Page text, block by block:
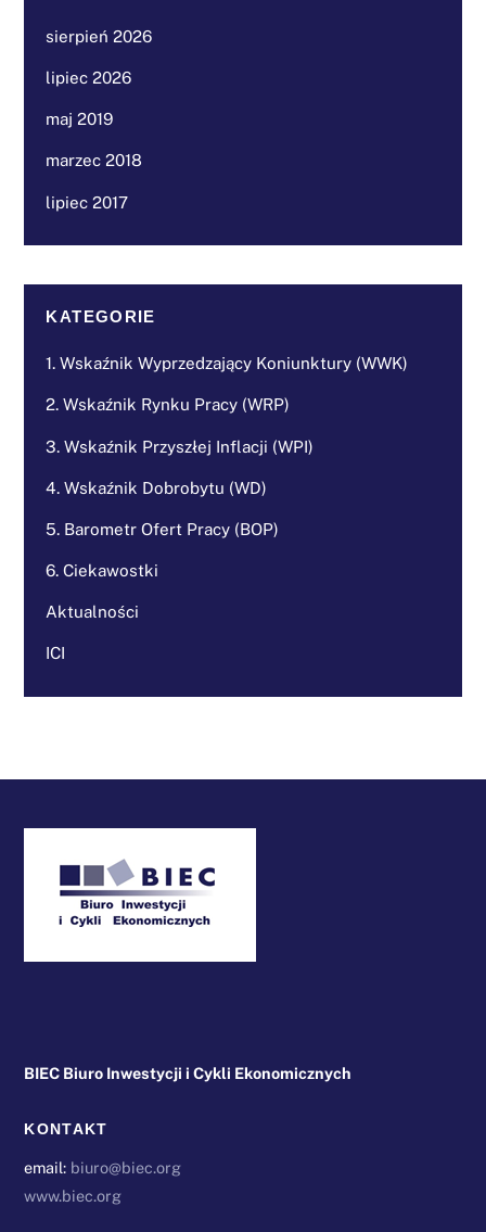
sierpień 2026
lipiec 2026
maj 2019
marzec 2018
lipiec 2017
KATEGORIE
1. Wskaźnik Wyprzedzający Koniunktury (WWK)
2. Wskaźnik Rynku Pracy (WRP)
3. Wskaźnik Przyszłej Inflacji (WPI)
4. Wskaźnik Dobrobytu (WD)
5. Barometr Ofert Pracy (BOP)
6. Ciekawostki
Aktualności
ICI
BIEC Biuro Inwestycji i Cykli Ekonomicznych
KONTAKT
email: biuro@biec.org
www.biec.org